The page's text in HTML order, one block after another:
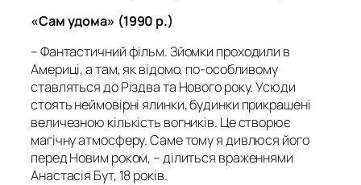
«Сам удома» (1990 р.)
– Фантастичний фільм. Зйомки проходили в
Америці, а там, як відомо, по-особливому
ставляться до Різдва та Нового року. Усюди
стоять неймовірні ялинки, будинки прикрашені
величезною кількість вогників. Це створює
магічну атмосферу. Саме тому я дивлюся його
перед Новим роком, – ділиться враженнями
Анастасія Бут, 18 років.